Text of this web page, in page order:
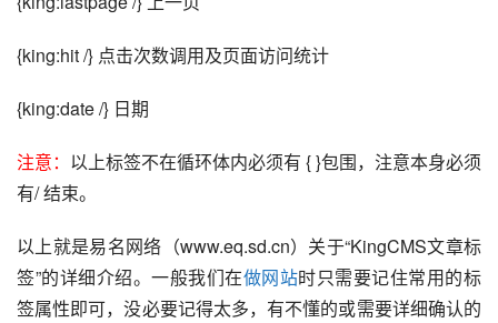
{king:hit /} 点击次数调用及页面访问统计
{king:date /} 日期
注意： 以上标签不在循环体内必须有 { }包围，注意本身必须
有/ 结束。
以上就是易名网络（www.eq.sd.cn）关于“KingCMS文章标
签”的详细介绍。一般我们在做网站时只需要记住常用的标
签属性即可，没必要记得太多，有不懂的或需要详细确认的